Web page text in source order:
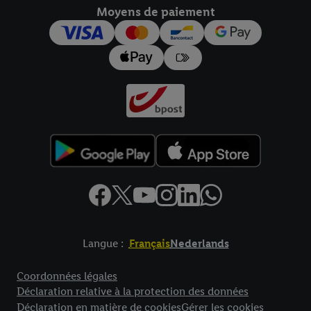
Moyens de paiement
Langue : FrançaisNederlands
Coordonnées légales
Déclaration relative à la protection des données
Déclaration en matière de cookiesGérer les cookies
pour l’avenir dans notredéclaration relative à la protection des
données
Vous trouverez les impressions ici.